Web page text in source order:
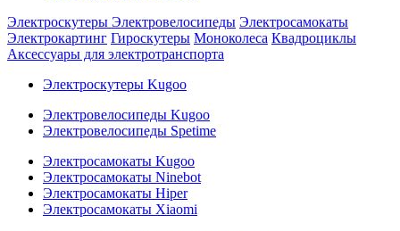
Электроскутеры Электровелосипеды Электросамокаты
Электрокартинг Гироскутеры Моноколеса Квадроциклы
Аксессуары для электротранспорта
Электроскутеры Kugoo
Электровелосипеды Kugoo
Электровелосипеды Spetime
Электросамокаты Kugoo
Электросамокаты Ninebot
Электросамокаты Hiper
Электросамокаты Xiaomi